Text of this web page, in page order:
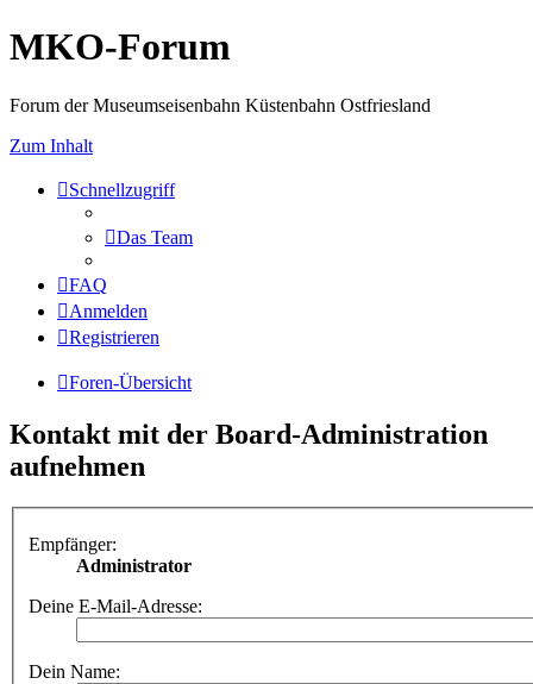
MKO-Forum
Forum der Museumseisenbahn Küstenbahn Ostfriesland
Zum Inhalt
Schnellzugriff
Das Team
FAQ
Anmelden
Registrieren
Foren-Übersicht
Kontakt mit der Board-Administration
aufnehmen
Empfänger:
Administrator
Deine E-Mail-Adresse:
Dein Name: